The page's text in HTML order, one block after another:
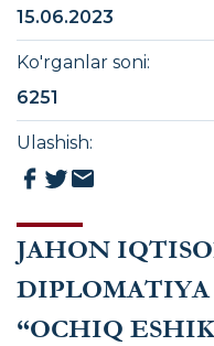
JAHON
“OCHIQ
15.06.2023
Ko'rganlar soni:
6251
Ulashish: